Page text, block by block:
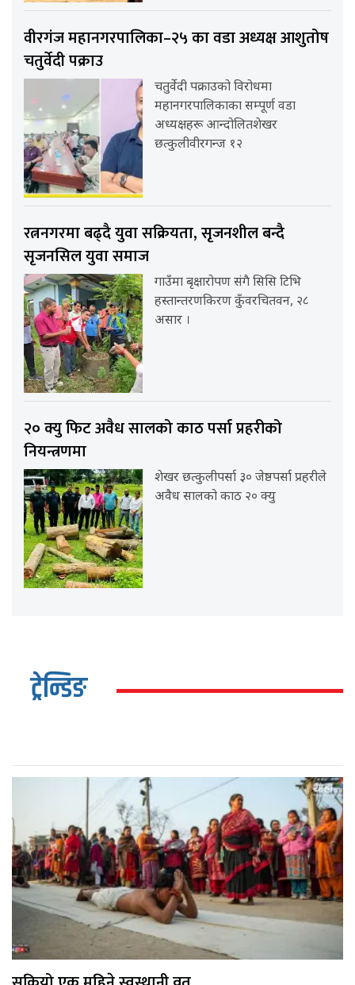
वीरगंज महानगरपालिका–२५ का वडा अध्यक्ष आशुतोष
चतुर्वेदी पक्राउ
चतुर्वेदी पक्राउको विरोधमा
महानगरपालिकाका सम्पूर्ण वडा
अध्यक्षहरू आन्दोलितशेखर
छत्कुलीवीरगन्ज १२
रत्ननगरमा बढ्दै युवा सक्रियता, सृजनशील बन्दै
सृजनसिल युवा समाज
गाउँमा बृक्षारोपण संगै सिसि टिभि
हस्तान्तरणकिरण कुँवरचितवन, २८
असार ।
२० क्यु फिट अवैध सालको काठ पर्सा प्रहरीको
नियन्त्रणमा
शेखर छत्कुलीपर्सा ३० जेष्ठपर्सा प्रहरीले
अवैध सालको काठ २० क्यु
ट्रेन्डिङ